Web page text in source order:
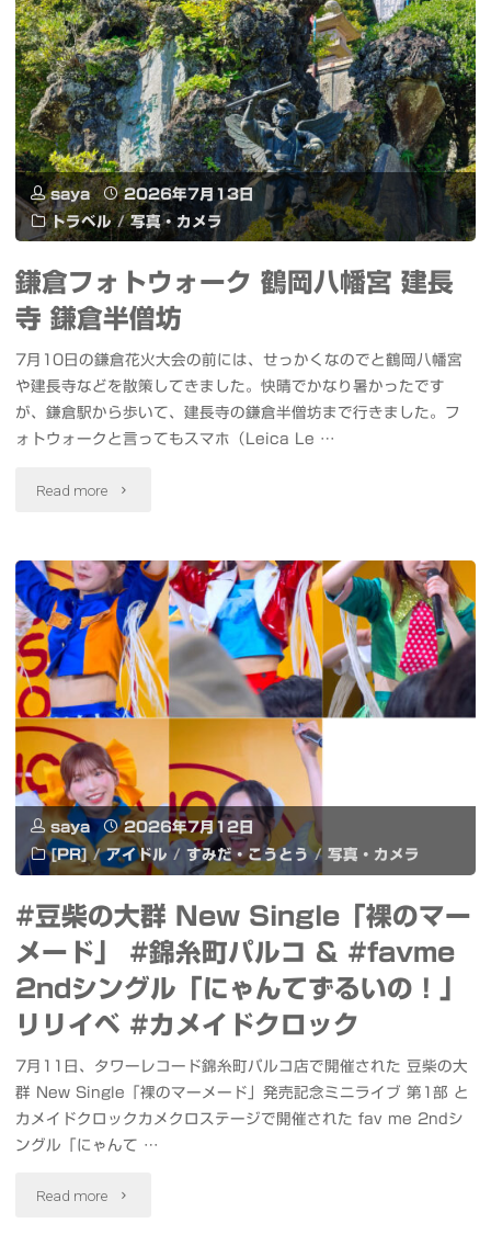
念
イ
ベ
ン
ト
#
錦
糸
町
パ
ル
コ
パ
レ
パ
レ"
い
の
天
ぷ
ら
釜
揚
げ
し
鎌
倉
づ
し
鎌
倉
秋
saya
2026年7月13日
トラベル / 写真・カメラ
鎌倉フォトウォーク 鶴岡八幡宮 建長
寺 鎌倉半僧坊
7月10日の鎌倉花火大会の前には、せっかくなのでと鶴岡八幡宮
や建長寺などを散策してきました。快晴でかなり暑かったです
が、鎌倉駅から歩いて、建長寺の鎌倉半僧坊まで行きました。フ
ォトウォークと言ってもスマホ（Leica Le …
Read more "鎌
フ
ォ
ト
ウ
ォ
ー
ク
岡
幡
宮
建
長
寺
saya
2026年7月12日
[PR] / アイドル / すみだ・こうとう / 写真・カメラ
#豆柴の大群 New Single「裸のマー
メード」 #錦糸町パルコ & #favme
2ndシングル「にゃんてずるいの！」
リリイベ #カメイドクロック
7月11日、タワーレコード錦糸町パルコ店で開催された 豆柴の大
群 New Single「裸のマーメード」発売記念ミニライブ 第1部 と
カメイドクロックカメクロステージで開催された fav me 2ndシ
ングル「にゃんて …
Read more "#